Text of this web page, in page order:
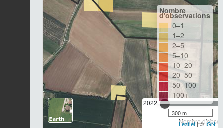
2022
Nombre
Nombre
d'observations
0–1
1–2
2–5
5–10
10–20
20–50
50–100
100+
300 m
Leaflet| ©IGN